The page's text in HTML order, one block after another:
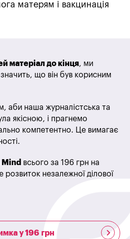
матерям і вакцинація
матеріал до кінця, ми
що він був корисним
аби наша журналістська та
якісною, і прагнемо
компетентно. Це вимагає
Mind всього за 196 грн на
розвиток незалежної ділової
у 196 грн